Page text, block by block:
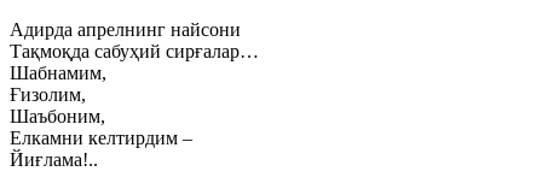
Адирда апрелнинг найсони
Тақмоқда сабуҳий сирғалар…
Шабнамим,
Ғизолим,
Шаъбоним,
Елкамни келтирдим –
Йиғлама!..